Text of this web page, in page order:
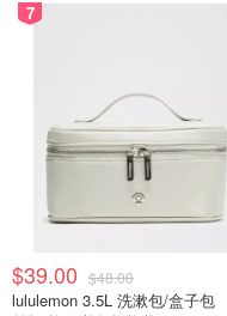
7
$39.00 $48.00
lululemon 3.5L 洗漱包/盒子包